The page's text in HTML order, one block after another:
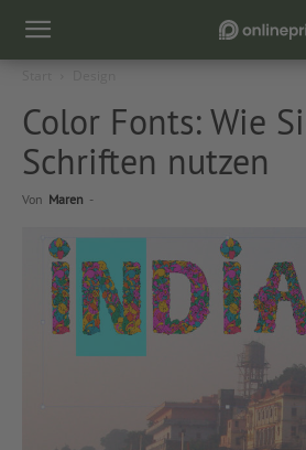
Color Fonts: Wie
Schriften nutzen
Von Maren -